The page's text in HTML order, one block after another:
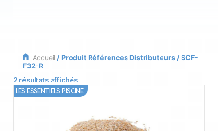
Accueil/ Produit Références Distributeurs / SCF-
F32-R
2 résultats affichés
LES ESSENTIELS PISCINE